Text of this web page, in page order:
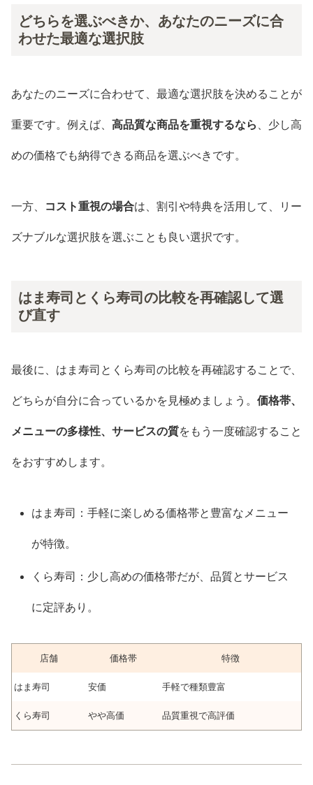
どちらを選ぶべきか、あなたのニーズに合
わせた最適な選択肢
あなたのニーズに合わせて、最適な選択肢を決めることが
重要です。例えば、 高品質な商品を重視するなら 、少し高
めの価格でも納得できる商品を選ぶべきです。
一方、 コスト重視の場合は、割引や特典を活用して、リー
ズナブルな選択肢を選ぶことも良い選択です。
はま寿司とくら寿司の比較を再確認して選
び直す
最後に、はま寿司とくら寿司の比較を再確認することで、
どちらが自分に合っているかを見極めましょう。 価格帯、
メニューの多様性、サービスの質をもう一度確認すること
をおすすめします。
はま寿司：手軽に楽しめる価格帯と豊富なメニュー
が特徴。
くら寿司：少し高めの価格帯だが、品質とサービス
に定評あり。
店舗 価格帯 特徴
はま寿司 安価 手軽で種類豊富
くら寿司 やや高価 品質重視で高評価